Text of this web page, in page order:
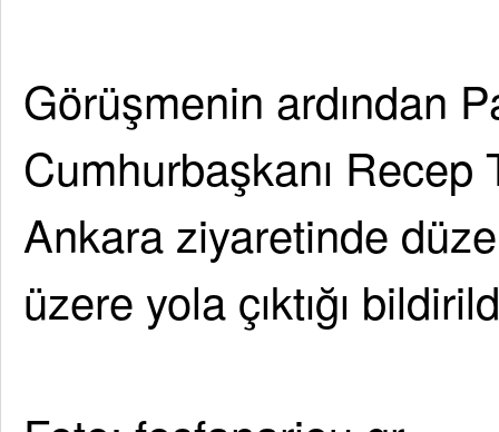
Görüşmenin ardından
Cumhurbaşkanı Recep
Ankara ziyaretinde
üzere yola çıktığı